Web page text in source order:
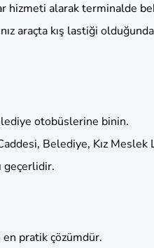
alarak terminalde
araçta kış lastiği
otobüslerine binin.
Belediye, Kız
geçerlidir.
en pratik çözümdür.